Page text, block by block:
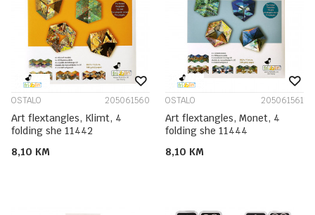
OSTALO 205061560
Art flextangles, Klimt, 4
folding she 11442
8,10 KM
OSTALO 205061561
Art flextangles, Monet, 4
folding she 11444
8,10 KM